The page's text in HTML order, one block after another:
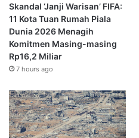
Skandal ‘Janji Warisan’ FIFA:
11 Kota Tuan Rumah Piala
Dunia 2026 Menagih
Komitmen Masing-masing
Rp16,2 Miliar
7 hours ago